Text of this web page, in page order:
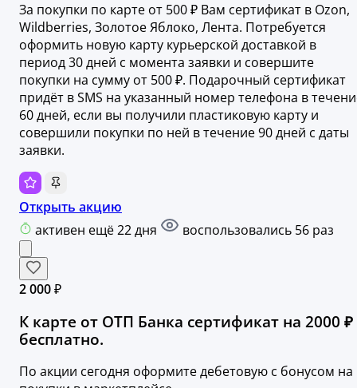
За покупки по карте от 500 ₽ Вам сертификат в Ozon,
Wildberries, Золотое Яблоко, Лента. Потребуется
оформить новую карту курьерской доставкой в
период 30 дней с момента заявки и совершите
покупки на сумму от 500 ₽. Подарочный сертификат
придёт в SMS на указанный номер телефона в
60 дней, если вы получили пластиковую карту и
совершили покупки по ней в течение 90 дней с даты
заявки.
Открыть акцию
активен ещё 22 дня
воспользовались 56 раз
2 000 ₽
К карте от ОТП Банка сертификат на 2000 ₽
бесплатно.
По акции сегодня оформите дебетовую с бонусом на